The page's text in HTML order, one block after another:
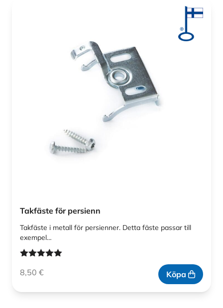
Takfäste för persienn
Takfäste i metall för persienner. Detta fäste passar till
exempel…
5.00av 5
8,50 € Köpa